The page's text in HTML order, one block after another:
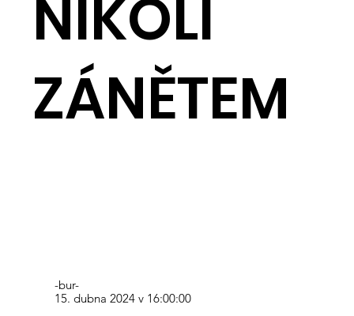
NIKOLI
ZÁNĚTEM
15. dubna 2024 v 16:00:00
-bur-